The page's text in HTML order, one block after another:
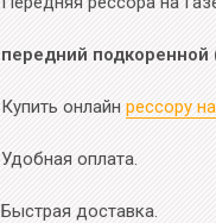
передний подкоренной
Купить онлайн рессору
Удобная оплата.
Быстрая доставка.